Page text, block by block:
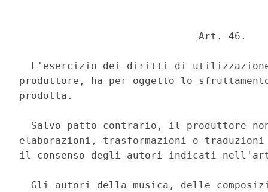
                              Art. 46.
L'esercizio dei diritti di
produttore, ha per oggetto lo
prodotta.
Salvo patto contrario, il produttore
elaborazioni, trasformazioni o
il consenso degli autori indicati
Gli autori della musica, delle